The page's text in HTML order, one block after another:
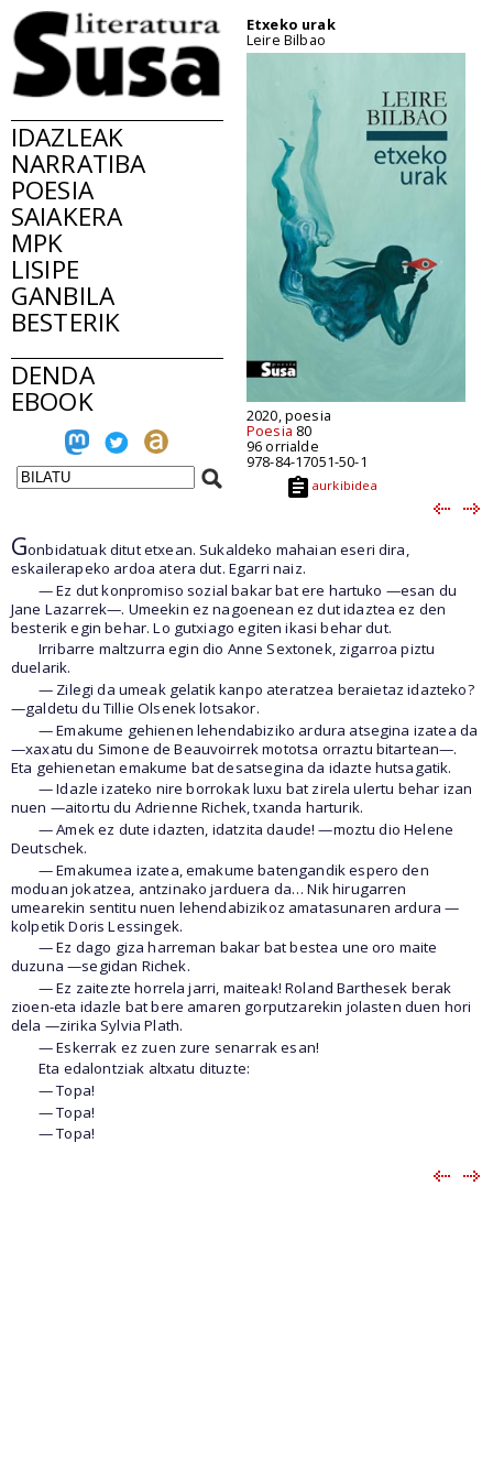
IDAZLEAK
NARRATIBA
POESIA
SAIAKERA
MPK
LISIPE
GANBILA
BESTERIK
DENDA
EBOOK
Etxeko urak
Leire Bilbao
2020, poesia
Poesia 80
96 orrialde
978-84-17051-50-1
aurkibidea
Gonbidatuak ditut etxean. Sukaldeko mahaian eseri dira,
eskailerapeko ardoa atera dut. Egarri naiz.
— Ez dut konpromiso sozial bakar bat ere hartuko —esan du
Jane Lazarrek—. Umeekin ez nagoenean ez dut idaztea ez den
besterik egin behar. Lo gutxiago egiten ikasi behar dut.
Irribarre maltzurra egin dio Anne Sextonek, zigarroa piztu
duelarik.
— Zilegi da umeak gelatik kanpo ateratzea beraietaz idazteko?
—galdetu du Tillie Olsenek lotsakor.
— Emakume gehienen lehendabiziko ardura atsegina izatea da
—xaxatu du Simone de Beauvoirrek mototsa orraztu bitartean—.
Eta gehienetan emakume bat desatsegina da idazte hutsagatik.
— Idazle izateko nire borrokak luxu bat zirela ulertu behar izan
nuen —aitortu du Adrienne Richek, txanda harturik.
— Amek ez dute idazten, idatzita daude! —moztu dio Helene
Deutschek.
— Emakumea izatea, emakume batengandik espero den
moduan jokatzea, antzinako jarduera da… Nik hirugarren
umearekin sentitu nuen lehendabizikoz amatasunaren ardura —
kolpetik Doris Lessingek.
— Ez dago giza harreman bakar bat bestea une oro maite
duzuna —segidan Richek.
— Ez zaitezte horrela jarri, maiteak! Roland Barthesek berak
zioen-eta idazle bat bere amaren gorputzarekin jolasten duen hori
dela —zirika Sylvia Plath.
— Eskerrak ez zuen zure senarrak esan!
Eta edalontziak altxatu dituzte:
— Topa!
— Topa!
— Topa!